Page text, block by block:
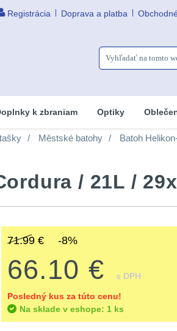
Registrácia Doprava a platba
k zbraniam Optiky
Městské batohy Batoh
/ 21L /
71.99 € -8%
66.10 € s DPH
Posledný kus za túto cenu!
Na sklade v eshope: 1 ks